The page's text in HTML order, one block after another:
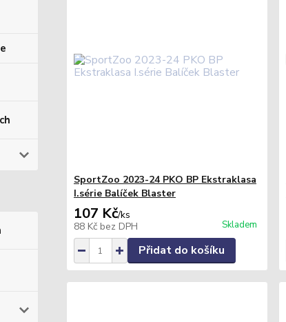
SportZoo 2023-24 PKO BP Ekstraklasa
I.série Balíček Blaster
107 Kč/ks
88 Kč bez DPH Skladem
Přidat do košíku